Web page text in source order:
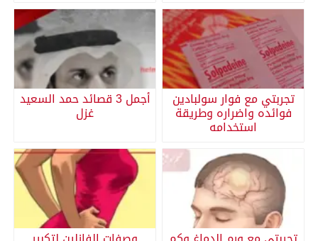
تجربتي مع فوار سولبادين
فوائده واضراره وطريقة
استخدامه
أجمل 3 قصائد حمد السعيد
غزل